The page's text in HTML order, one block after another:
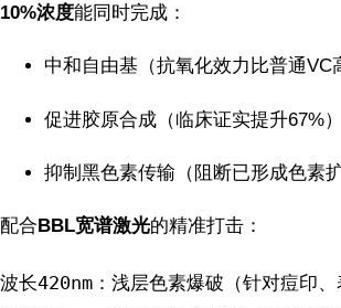
10%浓度能同时完成：
中和自由基（抗氧化效力比普通VC
促进胶原合成（临床证实提升67%）
抑制黑色素传输（阻断已形成色素扩
配合 BBL宽谱激光的精准打击：
波长420nm：浅层色素爆破（针对痘印